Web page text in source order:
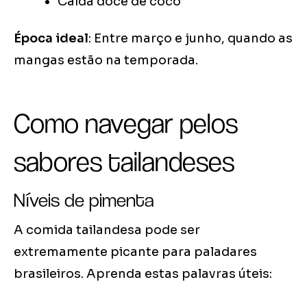
Época ideal: Entre março e junho, quando as
mangas estão na temporada.
Como navegar pelos
sabores tailandeses
Níveis de pimenta
A comida tailandesa pode ser
extremamente picante para paladares
brasileiros. Aprenda estas palavras úteis: